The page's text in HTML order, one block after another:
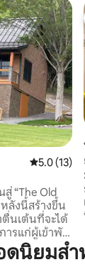
คะแนนเฉลี่ย
5.0 (13)
“The Old
ลังนี้สร้างขึ้น
ตื่นเต้นที่จะได้
รแก่ผู้เข้าพัก
พระอาทิตย์
งด้านหน้า
นิยมส